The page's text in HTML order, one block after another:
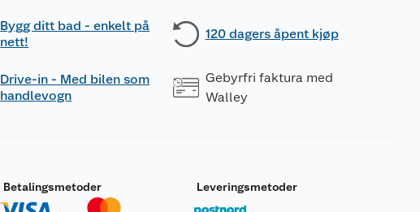
Bygg ditt bad - enkelt på
nett!
120 dagers åpent kjøp
Drive-in - Med bilen som
handlevogn
Gebyrfri faktura med
Walley
Betalingsmetoder Leveringsmetoder